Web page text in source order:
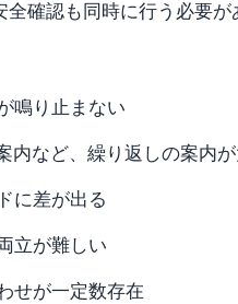
確認も同時に行う必要
鳴り止まない
内など、繰り返しの案内
に差が出る
立が難しい
せが一定数存在